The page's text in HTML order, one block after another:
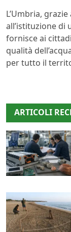
L’Umbria,
all’istituzione di
fornisce ai
qualità
per tutto il
ARTICOLI